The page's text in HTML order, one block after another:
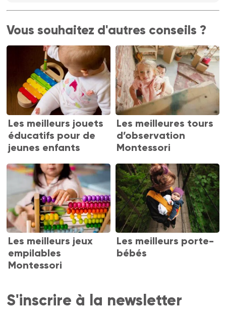
Vous souhaitez d'autres conseils ?
Les meilleurs jouets
éducatifs pour de
jeunes enfants
Les meilleures tours
d’observation
Montessori
Les meilleurs jeux
empilables
Montessori
Les meilleurs porte-
bébés
S'inscrire à la newsletter